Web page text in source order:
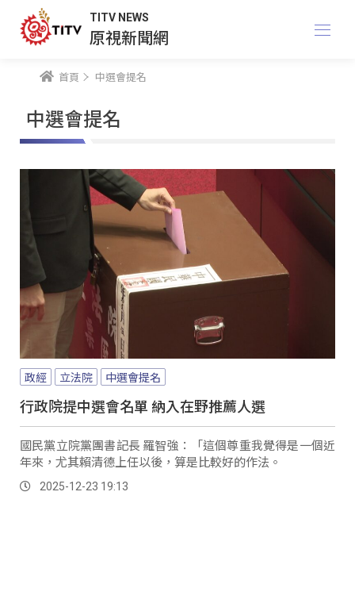
TITV NEWS
原視新聞網
首頁 中選會提名
中選會提名
政經 立法院 中選會提名
行政院提中選會名單 納入在野推薦人選
國民黨立院黨團書記長 羅智強：「這個尊重我覺得是一個近
年來，尤其賴清德上任以後，算是比較好的作法。
2025-12-23 19:13